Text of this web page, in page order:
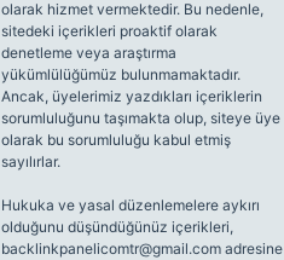
olarak hizmet vermektedir. Bu nedenle,
sitedeki içerikleri proaktif olarak
denetleme veya araştırma
yükümlülüğümüz bulunmamaktadır.
Ancak, üyelerimiz yazdıkları içeriklerin
sorumluluğunu taşımakta olup, siteye üye
olarak bu sorumluluğu kabul etmiş
sayılırlar.
Hukuka ve yasal düzenlemelere aykırı
olduğunu düşündüğünüz içerikleri,
backlinkpanelicomtr@gmail.comadresine